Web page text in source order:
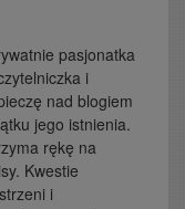
pasjonatka
i
nad blogiem
jego istnienia.
rękę na
Kwestie
i